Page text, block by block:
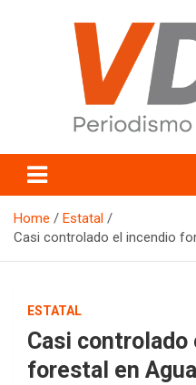
Home
Estatal
Casi controlado el incendio
ESTATAL
Casi
forestal en